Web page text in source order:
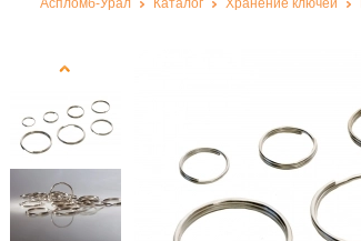
Аспломб-Урал Каталог Хранение ключей